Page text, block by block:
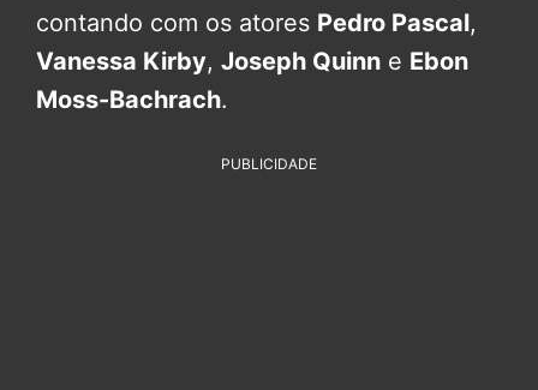
contando com os atores Pedro Pascal,
Vanessa Kirby, Joseph Quinn e Ebon
Moss-Bachrach.
PUBLICIDADE